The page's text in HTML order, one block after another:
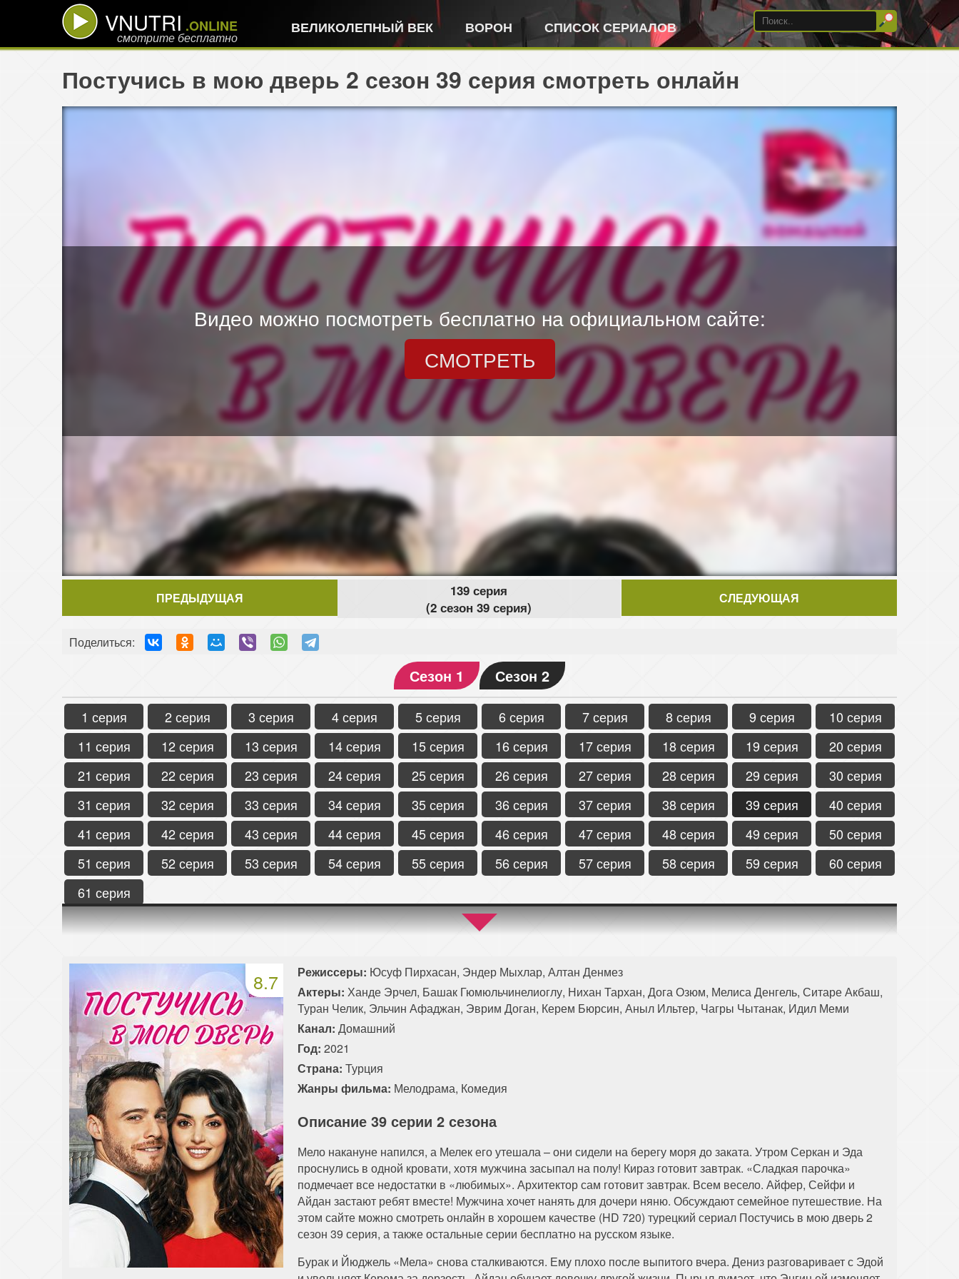
VNUTRI .ONLINE
смотрите бесплатно
ВЕЛИКОЛЕПНЫЙ ВЕК ВОРОН СПИСОК СЕРИАЛОВ
Постучись в мою дверь 2 сезон 39 серия смотреть онлайн
Видео можно посмотреть бесплатно на официальном сайте:
СМОТРЕТЬ
ПРЕДЫДУЩАЯ
139 серия
(2 сезон 39 серия)
СЛЕДУЮЩАЯ
Поделиться:
Сезон 1 Сезон 2
1 серия 2 серия 3 серия 4 серия 5 серия 6 серия 7 серия 8 серия 9 серия
10 серия
11 серия
12 серия 13 серия 14 серия 15 серия 16 серия 17 серия 18 серия 19 серия
20 серия
21 серия
22 серия 23 серия 24 серия 25 серия 26 серия 27 серия 28 серия 29 серия
30 серия
31 серия
32 серия 33 серия 34 серия 35 серия 36 серия 37 серия 38 серия 39 серия
40 серия
41 серия
42 серия 43 серия 44 серия 45 серия 46 серия 47 серия 48 серия 49 серия
50 серия
51 серия
52 серия 53 серия 54 серия 55 серия 56 серия 57 серия 58 серия 59 серия
60 серия
61 серия
8.7 Режиссеры: Юсуф Пирхасан, Эндер Мыхлар, Алтан Денмез
Актеры: Ханде Эрчел, Башак Гюмюльчинелиоглу, Нихан Тархан, Дога Озюм, Мелиса Денгель, Ситаре Акбаш,
Туран Челик, Эльчин Афаджан, Эврим Доган, Керем Бюрсин, Аныл Ильтер, Чагры Чытанак, Идил Меми
Канал: Домашний
Год: 2021
Страна: Турция
Жанры фильма: Мелодрама, Комедия
Описание 39 серии 2 сезона
Мело накануне напился, а Мелек его утешала – они сидели на берегу моря до заката. Утром Серкан и Эда
проснулись в одной кровати, хотя мужчина засыпал на полу! Кираз готовит завтрак. «Сладкая парочка»
подмечает все недостатки в «любимых». Архитектор сам готовит завтрак. Всем весело. Айфер, Сейфи и
Айдан застают ребят вместе! Мужчина хочет нанять для дочери няню. Обсуждают семейное путешествие. На
этом сайте можно смотреть онлайн в хорошем качестве (HD 720) турецкий сериал Постучись в мою дверь 2
сезон 39 серия, а также остальные серии бесплатно на русском языке.
Бурак и Йюджель «Мела» снова сталкиваются. Ему плохо после выпитого вчера. Дениз разговаривает с Эдой